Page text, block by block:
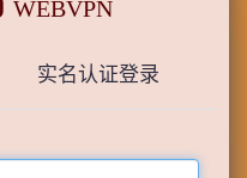
WEBVPN
实名认证登录